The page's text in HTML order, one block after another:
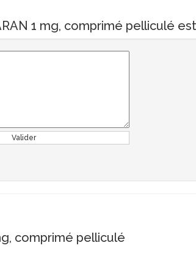
1 mg, comprimé pelliculé
Valider
comprimé pelliculé